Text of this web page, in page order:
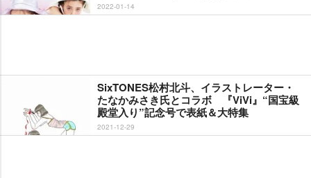
2022-01-14
SixTONES松村北斗、イラストレーター・
たなかみさき氏とコラボ 『ViVi』“国宝級
殿堂入り”記念号で表紙＆大特集
2021-12-29